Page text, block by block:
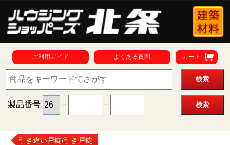
ご利用ガイド よくある質問 カート
製品番号 － －
引き違い戸錠/引き戸錠